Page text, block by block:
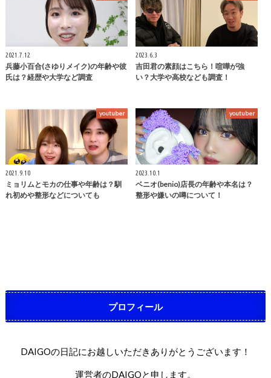
2021.7.12
兵藤小百合(さゆりメイク)の年齢や彼
氏は？経歴や大学など調査
2023.6.3
吉田君の素顔はこちら！喧嘩が強
い？大学や高校なども調査！
youtuber
2021.9.10
ミョリムとモカの仕事や年齢は？馴
れ初めや整形などについても
youtuber
2023.10.1
ベニオ(benio)店長の年齢や本名は？
整形や嫌いの噂について！
プロフィール
DAIGOの日記にお越しいただきありがとうございます！
運営者のDAIGOと申します。